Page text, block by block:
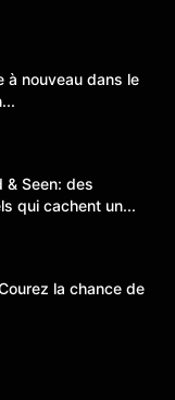
à nouveau dans le
& Seen: des
qui cachent un...
la chance de